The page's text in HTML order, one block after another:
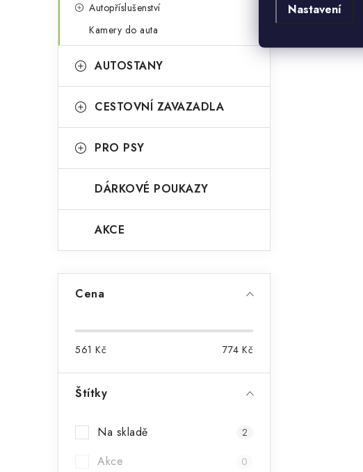
Nastavení
Autopříslušenství
Kamery do auta
AUTOSTANY
CESTOVNÍ ZAVAZADLA
PRO PSY
DÁRKOVÉ POUKAZY
AKCE
Cena
561 Kč 774 Kč
Štítky
Na skladě 2
Akce 0